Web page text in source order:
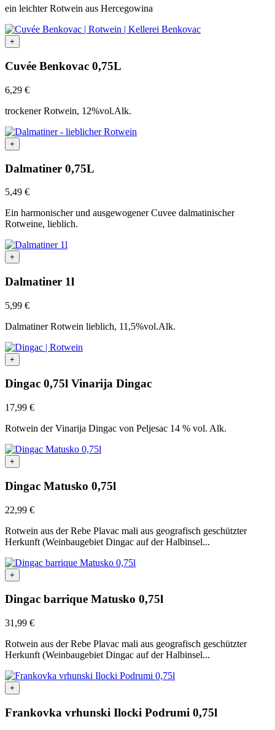
ein leichter Rotwein aus Hercegowina
+
Cuvée Benkovac 0,75L
6,29 €
trockener Rotwein, 12%vol.Alk.
+
Dalmatiner 0,75L
5,49 €
Ein harmonischer und ausgewogener Cuvee dalmatinischer
Rotweine, lieblich.
+
Dalmatiner 1l
5,99 €
Dalmatiner Rotwein lieblich, 11,5%vol.Alk.
+
Dingac 0,75l Vinarija Dingac
17,99 €
Rotwein der Vinarija Dingac von Peljesac 14 % vol. Alk.
+
Dingac Matusko 0,75l
22,99 €
Rotwein aus der Rebe Plavac mali aus geografisch geschützter
Herkunft (Weinbaugebiet Dingac auf der Halbinsel...
+
Dingac barrique Matusko 0,75l
31,99 €
Rotwein aus der Rebe Plavac mali aus geografisch geschützter
Herkunft (Weinbaugebiet Dingac auf der Halbinsel...
+
Frankovka vrhunski Ilocki Podrumi 0,75l